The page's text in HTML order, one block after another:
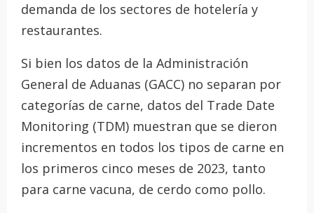
demanda de los sectores de hotelería y
restaurantes.
Si bien los datos de la Administración
General de Aduanas (GACC) no separan por
categorías de carne, datos del Trade Date
Monitoring (TDM) muestran que se dieron
incrementos en todos los tipos de carne en
los primeros cinco meses de 2023, tanto
para carne vacuna, de cerdo como pollo.